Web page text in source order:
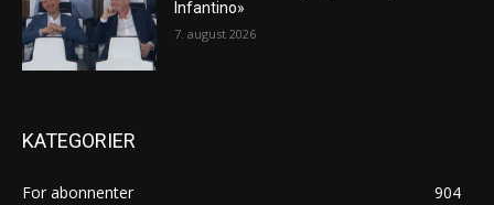
Infantino»
7. august 2026
KATEGORIER
For abonnenter
904